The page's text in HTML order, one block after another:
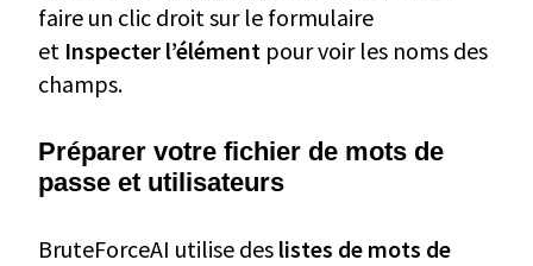
faire un clic droit sur le formulaire
et Inspecter l’élément pour voir les noms des
champs.
Préparer votre fichier de mots de
passe et utilisateurs
BruteForceAI utilise des listes de mots de